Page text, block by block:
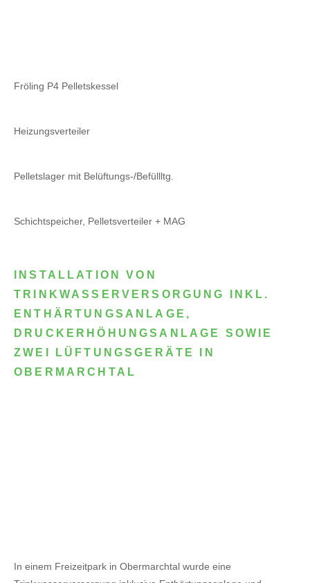
Fröling P4 Pelletskessel
Heizungsverteiler
Pelletslager mit Belüftungs-/Befüllltg.
Schichtspeicher, Pelletsverteiler + MAG
INSTALLATION VON
TRINKWASSERVERSORGUNG INKL.
ENTHÄRTUNGSANLAGE,
DRUCKERHÖHUNGSANLAGE SOWIE
ZWEI LÜFTUNGSGERÄTE IN
OBERMARCHTAL
In einem Freizeitpark in Obermarchtal wurde eine